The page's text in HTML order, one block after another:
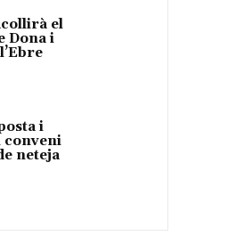
el
Dona i
i
conveni
neteja